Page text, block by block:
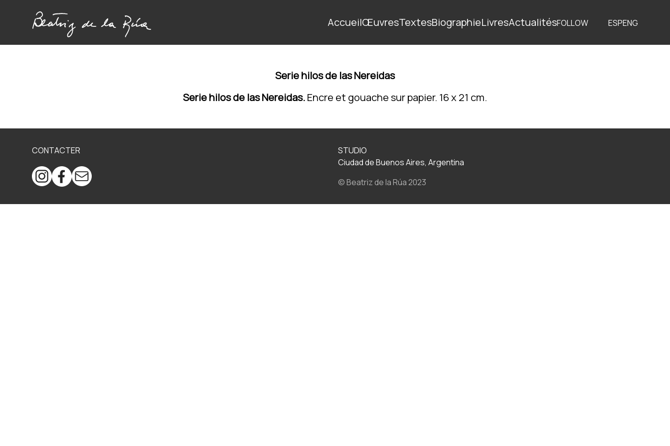
AccueilŒuvresTextesBiographieLivresActualitésFOLLOW ESPENG
Serie hilos de las Nereidas
Serie hilos de las Nereidas.Encre et gouache sur papier. 16 x 21 cm.
CONTACTER
STUDIO
Ciudad de Buenos Aires, Argentina
© Beatriz de la Rúa 2023